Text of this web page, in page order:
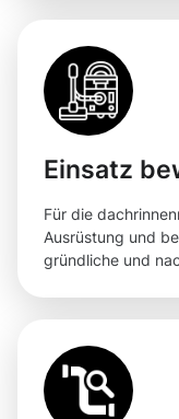
Einsatz
Für die
Ausrüstung und
gründliche und